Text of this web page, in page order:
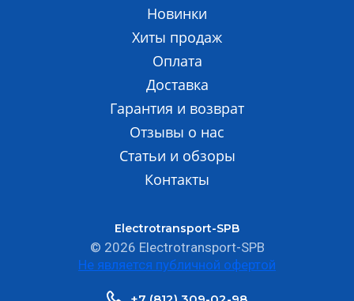
Electrotransport-SPB
© 2026 Electrotransport-SPB
Не является публичной офертой
Новинки
Хиты продаж
Оплата
Доставка
Гарантия и возврат
Отзывы о нас
Статьи и обзоры
Контакты